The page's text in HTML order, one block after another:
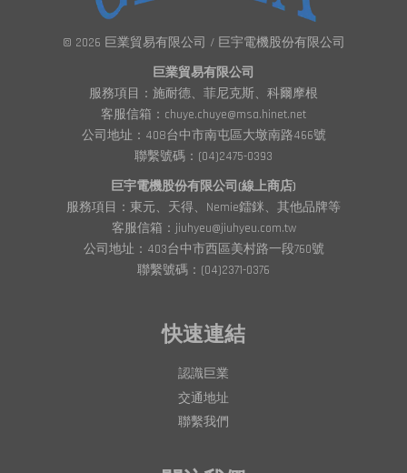
© 2026 巨業貿易有限公司 / 巨宇電機股份有限公司
巨業貿易有限公司
服務項目：施耐德、菲尼克斯、科爾摩根
客服信箱：chuye.chuye@msa.hinet.net
公司地址：408台中市南屯區大墩南路466號
聯繫號碼：(04)2475-0393
巨宇電機股份有限公司(線上商店)
服務項目：東元、天得、Nemie鐳銤、其他品牌等
客服信箱：jiuhyeu@jiuhyeu.com.tw
公司地址：403台中市西區美村路一段760號
聯繫號碼：(04)2371-0376
快速連結
認識巨業
交通地址
聯繫我們